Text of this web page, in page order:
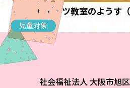
【児童】ダーツ教室のようす（
児童対象
社会福祉法人 大阪市旭